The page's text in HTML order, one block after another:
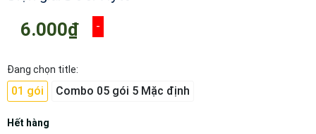
6.000₫ -
Đang chọn title:
01 gói Combo 05 gói 5 Mặc định
Hết hàng